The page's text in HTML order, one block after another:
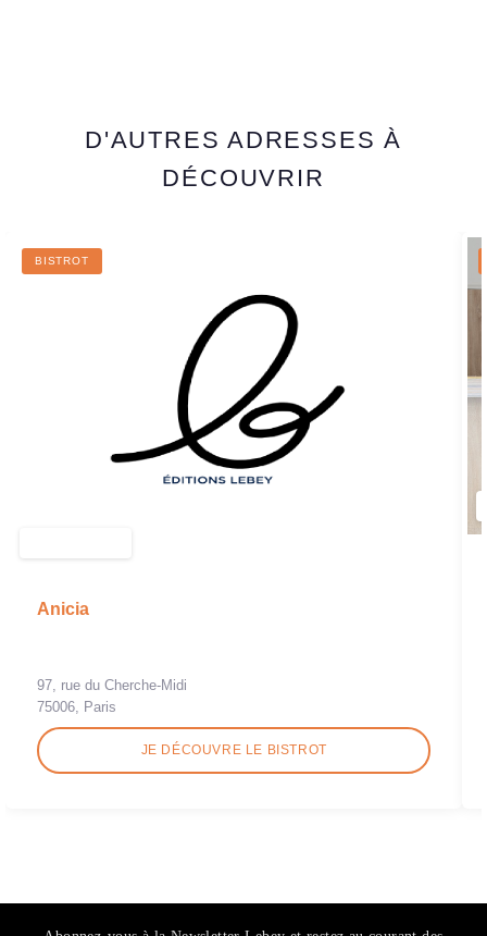
D'AUTRES ADRESSES À
DÉCOUVRIR
BISTROT
Anicia
97, rue du Cherche-Midi
75006, Paris
JE DÉCOUVRE LE BISTROT